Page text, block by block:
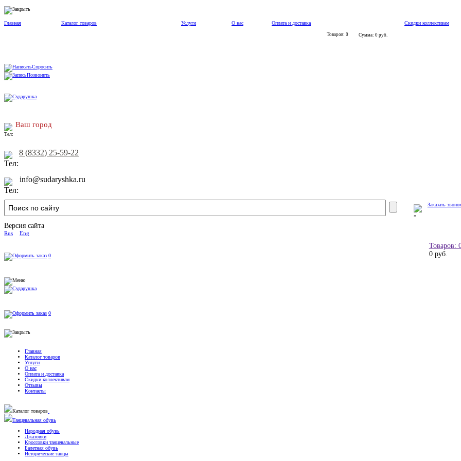
Главная Каталог товаров Услуги О нас Оплата и доставка Скидки коллективам
Товаров: 0 Сумма: 0 руб.
Спросить
Позвонить
Ваш город
8 (8332) 25-59-22
info@sudaryshka.ru
Заказать
Версия сайта
Rus Eng
Товаров:
0 руб.
0
0
Главная
Каталог товаров
Услуги
О нас
Оплата и доставка
Скидки коллективам
Отзывы
Контакты
Каталог товаров
Танцевальная обувь
Народная обувь
Джазовки
Кроссовки танцевальные
Балетная обувь
Исторические танцы